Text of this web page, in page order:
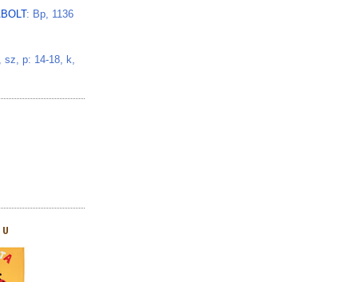
: Bp, 1136
sz, p: 14-18, k,